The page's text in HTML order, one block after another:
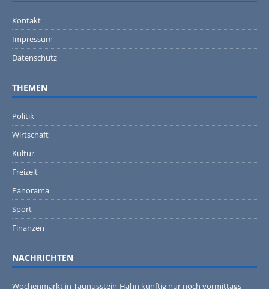
Kontakt
Impressum
Datenschutz
THEMEN
Politik
Wirtschaft
Kultur
Freizeit
Panorama
Sport
Finanzen
NACHRICHTEN
Wochenmarkt in Taunusstein-Hahn künftig nur noch vormittags